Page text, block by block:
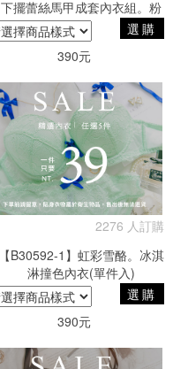
下擺蕾絲馬甲成套內衣組。粉
紫/黑
選購
390元
2276 人訂購
【B30592-1】虹彩雪酪。冰淇
淋撞色內衣(單件入)
選購
390元